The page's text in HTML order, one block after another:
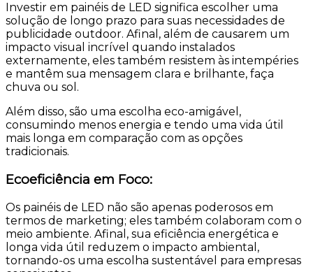
Investir em painéis de LED significa escolher uma
solução de longo prazo para suas necessidades de
publicidade outdoor. Afinal, além de causarem um
impacto visual incrível quando instalados
externamente, eles também resistem às intempéries
e mantêm sua mensagem clara e brilhante, faça
chuva ou sol.
Além disso, são uma escolha eco-amigável,
consumindo menos energia e tendo uma vida útil
mais longa em comparação com as opções
tradicionais.
Ecoeficiência em Foco:
Os painéis de LED não são apenas poderosos em
termos de marketing; eles também colaboram com o
meio ambiente. Afinal, sua eficiência energética e
longa vida útil reduzem o impacto ambiental,
tornando-os uma escolha sustentável para empresas